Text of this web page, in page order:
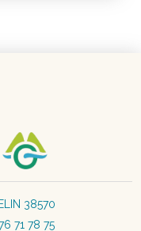
38570
71 78 75